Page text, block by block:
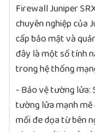
Firewall Juniper
chuyên nghiệp của
cấp bảo mật và
đây là một số tính
trong hệ thống
- Bảo vệ tường lửa:
tường lửa mạnh mẽ
mối đe dọa từ bên